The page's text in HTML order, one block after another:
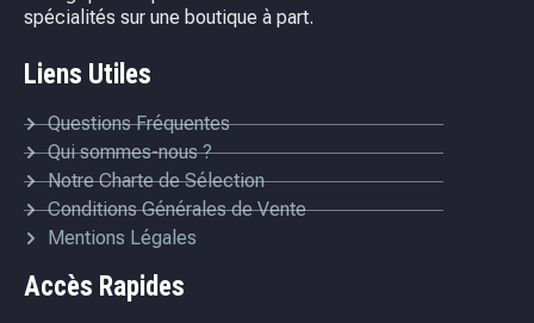
spécialités sur une boutique à part.
Liens Utiles
Questions Fréquentes
Qui sommes-nous ?
Notre Charte de Sélection
Conditions Générales de Vente
Mentions Légales
Accès Rapides